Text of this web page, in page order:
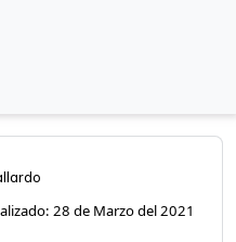
28 de Marzo del 2021